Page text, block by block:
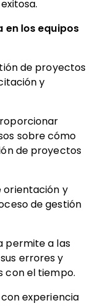
en los equipos
de proyectos
y
sobre cómo
de proyectos
orientación y
de gestión
permite a las
errores y
con el tiempo.
experiencia